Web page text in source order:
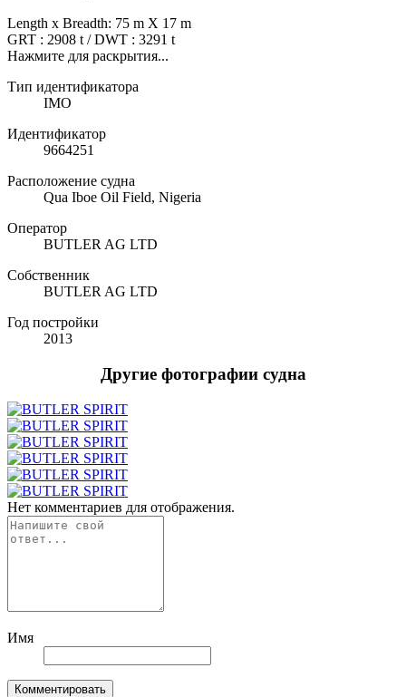
Length x Breadth: 75 m X 17 m
GRT : 2908 t / DWT : 3291 t
Нажмите для раскрытия...
Тип идентификатора
IMO
Идентификатор
9664251
Расположение судна
Qua Iboe Oil Field, Nigeria
Оператор
BUTLER AG LTD
Собственник
BUTLER AG LTD
Год постройки
2013
Другие фотографии судна
Нет комментариев для отображения.
Имя
Комментировать